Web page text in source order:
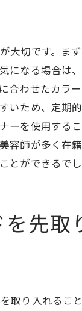
トとカラーの組
タイル成功例
アと持続方法
体験してみよ
ッシュスタイ
っておきたい
学ぶ
ゃれなヘアライ
切です。ま
なる場合は
わせたカラ
ため、定期
を使用する
師が多く在
ができるでし
先取
り入れるこ